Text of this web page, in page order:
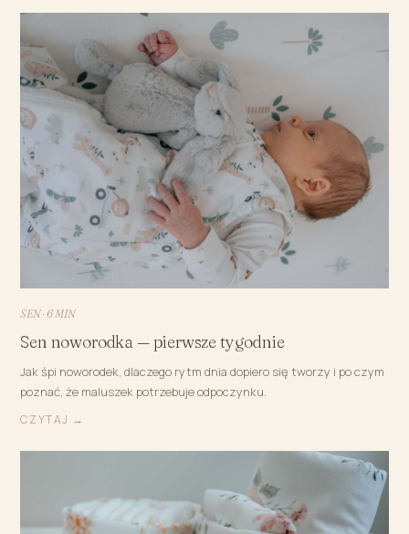
SEN · 6 MIN
Sen noworodka — pierwsze tygodnie
Jak śpi noworodek, dlaczego rytm dnia dopiero się tworzy i po czym
poznać, że maluszek potrzebuje odpoczynku.
CZYTAJ →